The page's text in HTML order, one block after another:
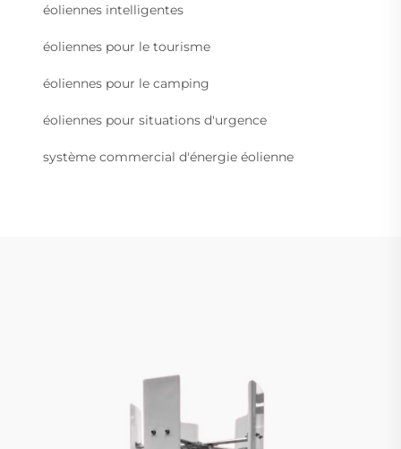
éoliennes intelligentes
éoliennes pour le tourisme
éoliennes pour le camping
éoliennes pour situations d'urgence
système commercial d'énergie éolienne